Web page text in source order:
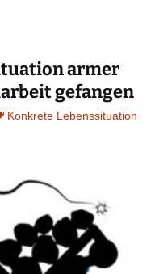
armer
gefangen
Konkrete Lebenssituation